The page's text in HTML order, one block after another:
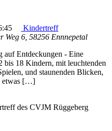
Kindertreff
Weg 6, 58256 Ennnepetal
auf Entdeckungen - Eine
bis 18 Kindern, mit leuchtenden
und staunenden Blicken,
etwas […]